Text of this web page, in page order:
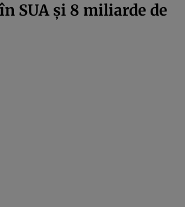
SUA și 8 miliarde de